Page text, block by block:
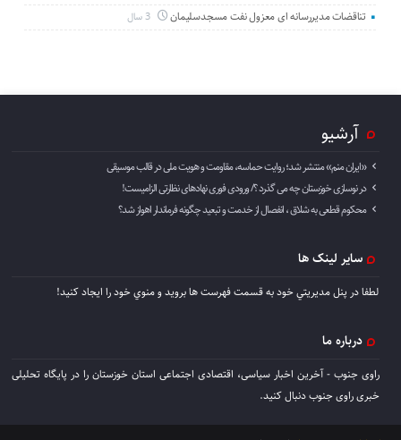
تناقضات مدیررسانه ای معزول نفت مسجدسلیمان 3 سال
آرشیو
«ایران منم» منتشر شد؛ روایت حماسه، مقاومت و هویت ملی در قالب موسیقی
در نوسازی خوزستان چه می گذرد ؟/ ورودی فوری نهادهای نظارتی الزامیست!
محکوم قطعی به شلاق ، انفصال از خدمت و تبعید چگونه فرماندار اهواز شد؟
سایر لینک ها
لطفا در پنل مديريتي خود به قسمت فهرست ها برويد و منوي خود را ايجاد كنيد!
درباره ما
راوی جنوب - آخرین اخبار سیاسی، اقتصادی اجتماعی استان خوزستان را در پایگاه تحلیلی
خبری راوی جنوب دنبال کنید.